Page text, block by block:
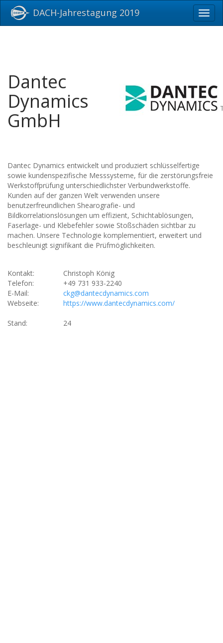
DACH-Jahrestagung 2019
Dantec
Dynamics
GmbH
Dantec Dynamics entwickelt und produziert schlüsselfertige
sowie kundenspezifische Messsysteme, für die zerstörungsfreie
Werkstoffprüfung unterschiedlichster Verbundwerkstoffe.
Kunden auf der ganzen Welt verwenden unsere
benutzerfreundlichen Shearografie- und
Bildkorrelationslösungen um effizient, Schichtablösungen,
Faserlage- und Klebefehler sowie Stoßschäden sichtbar zu
machen. Unsere Technologie komplementiert, erweitert und
beschleunigt signifikant die Prüfmöglichkeiten.
Kontakt:
Christoph König
Telefon:
+49 731 933-2240
E-Mail:
ckg@dantecdynamics.com
Webseite:
https://www.dantecdynamics.com/
Stand: 24